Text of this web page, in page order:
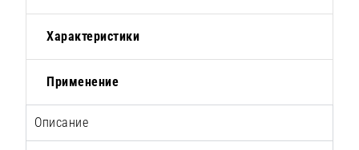
Характеристики
Применение
Описание